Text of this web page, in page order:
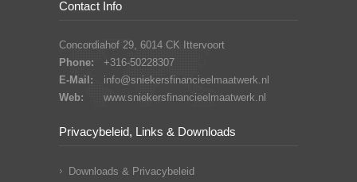
Contact Info
Concordiahof 29, 6014 CK Ittervoort
Phone:
+316-50228307
E-Mail:
info@sniekersfinancieelmaatwerk.nl
Web:
www.sniekersfinancieelmaatwerk.nl
Privacybeleid, Links & Downloads
Downloads & Privacybeleid